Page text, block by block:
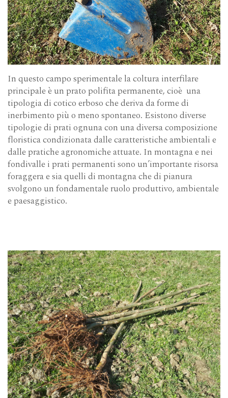
In questo campo sperimentale la coltura interfilare
principale è un prato polifita permanente, cioè una
tipologia di cotico erboso che deriva da forme di
inerbimento più o meno spontaneo. Esistono diverse
tipologie di prati ognuna con una diversa composizione
floristica condizionata dalle caratteristiche ambientali e
dalle pratiche agronomiche attuate. In montagna e nei
fondivalle i prati permanenti sono un’importante risorsa
foraggera e sia quelli di montagna che di pianura
svolgono un fondamentale ruolo produttivo, ambientale
e paesaggistico.